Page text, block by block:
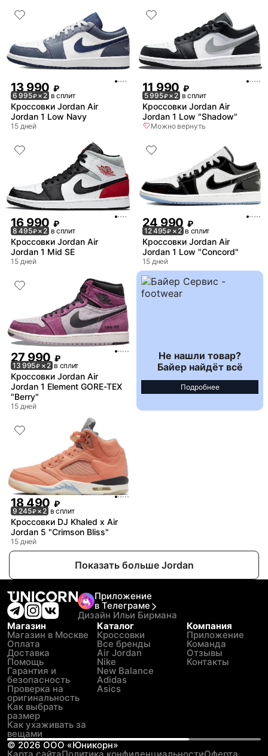
13 990 ₽
6 995₽× 2 в сплит
Кроссовки Jordan Air
Jordan 1 Low Navy
15 дней
11 990 ₽
5 995₽× 2 в сплит
Кроссовки Jordan Air
Jordan 1 Low "Shadow"
Можно вернуть
16 990 ₽
8 495₽× 2 в сплит
Кроссовки Jordan Air
Jordan 1 Mid SE
15 дней
24 990 ₽
12 495₽ × 2 в сплит
Кроссовки Jordan Air
Jordan 1 Low "Concord"
15 дней
27 990 ₽
13 995₽ × 2 в сплит
Кроссовки Jordan Air
Jordan 1 Element GORE-TEX
"Berry"
15 дней
Не нашли товар?
Байер найдёт всё
Подробнее
18 490 ₽
9 245₽× 2 в сплит
Кроссовки DJ Khaled x Air
Jordan 5 "Crimson Bliss"
15 дней
Показать больше Jordan
Приложение
в Телеграме
Дизайн Ильи Бирмана
Магазин
Магазин в Москве
Оплата
Доставка
Помощь
Гарантия и
безопасность
Проверка на
оригинальность
Как выбрать
размер
Как ухаживать за
вещами
Каталог
Кроссовки
Все бренды
Air Jordan
Nike
New Balance
Adidas
Asics
Компания
Приложение
Команда
Отзывы
Контакты
© 2026 ООО «Юникорн»